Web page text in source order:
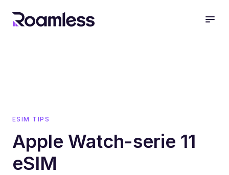
ESIM TIPS
Apple Watch-serie 11
eSIM